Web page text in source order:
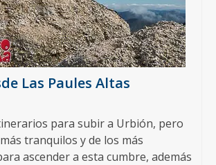
Las Paules Altas
para subir a Urbión, pero
tranquilos y de los más
ascender a esta cumbre, además